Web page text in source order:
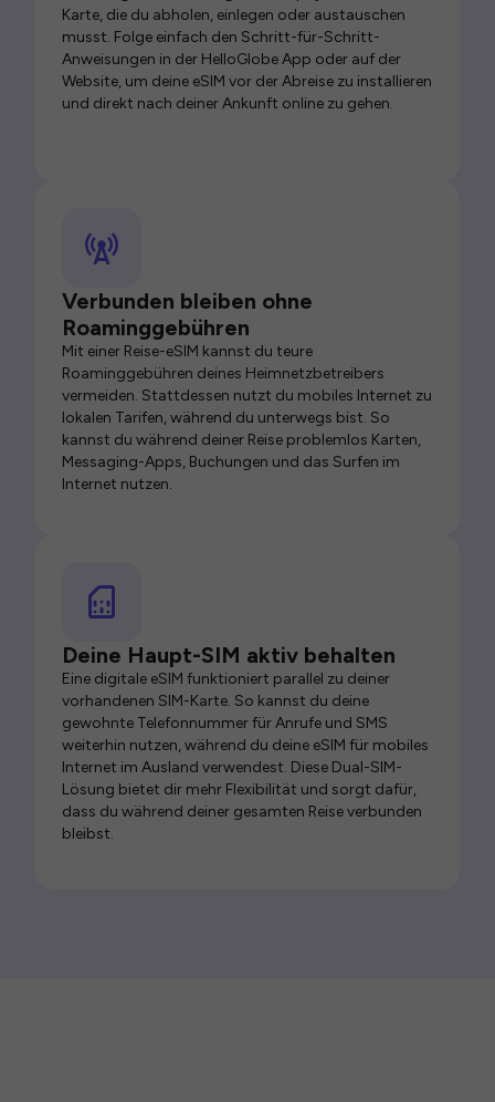
Karte, die du abholen, einlegen oder austauschen
musst. Folge einfach den Schritt-für-Schritt-
Anweisungen in der HelloGlobe App oder auf der
Website, um deine eSIM vor der Abreise zu installieren
und direkt nach deiner Ankunft online zu gehen.
Verbunden bleiben ohne
Roaminggebühren
Mit einer Reise-eSIM kannst du teure
Roaminggebühren deines Heimnetzbetreibers
vermeiden. Stattdessen nutzt du mobiles Internet zu
lokalen Tarifen, während du unterwegs bist. So
kannst du während deiner Reise problemlos Karten,
Messaging-Apps, Buchungen und das Surfen im
Internet nutzen.
Deine Haupt-SIM aktiv behalten
Eine digitale eSIM funktioniert parallel zu deiner
vorhandenen SIM-Karte. So kannst du deine
gewohnte Telefonnummer für Anrufe und SMS
weiterhin nutzen, während du deine eSIM für mobiles
Internet im Ausland verwendest. Diese Dual-SIM-
Lösung bietet dir mehr Flexibilität und sorgt dafür,
dass du während deiner gesamten Reise verbunden
bleibst.